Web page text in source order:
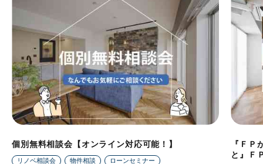
個別無料相談会【オンライン対応可能！】
リノベ相談会 物件相談 ローンセミナー
『ＦＰ
と』Ｆ